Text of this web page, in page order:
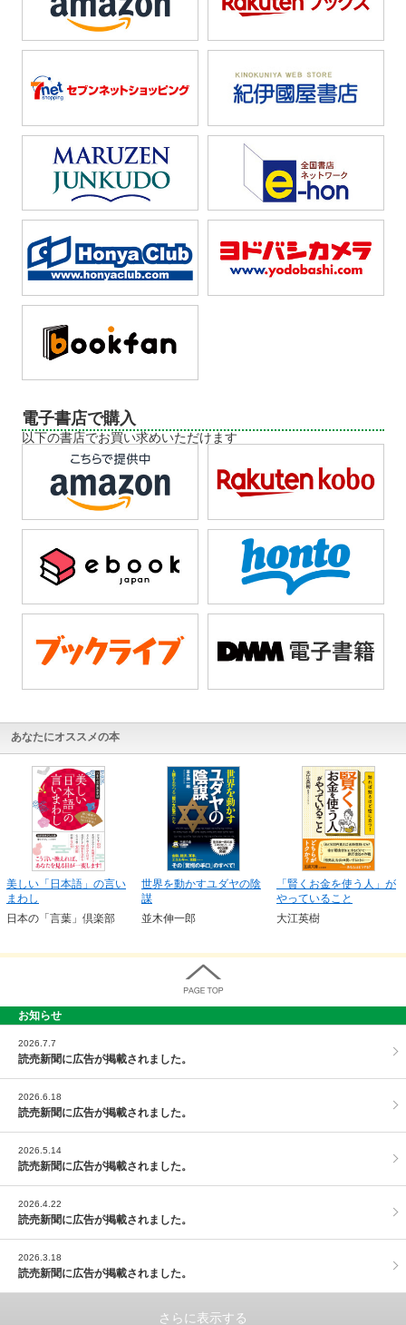
電子書店で購入
以下の書店でお買い求めいただけます
あなたにオススメの本
美しい「日本語」の言い
まわし
日本の「言葉」倶楽部
世界を動かすユダヤの陰
謀
並木伸一郎
「賢くお金を使う人」が
やっていること
大江英樹
お知らせ
2026.7.7
読売新聞に広告が掲載されました。
2026.6.18
読売新聞に広告が掲載されました。
2026.5.14
読売新聞に広告が掲載されました。
2026.4.22
読売新聞に広告が掲載されました。
2026.3.18
読売新聞に広告が掲載されました。
さらに表示する
PAGE TOP